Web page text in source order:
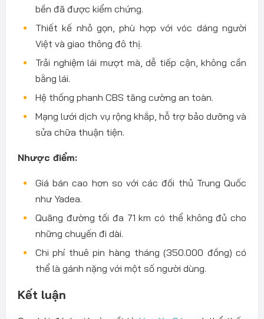
bền đã được kiểm chứng.
Thiết kế nhỏ gọn, phù hợp với vóc dáng người
Việt và giao thông đô thị.
Trải nghiệm lái mượt mà, dễ tiếp cận, không cần
bằng lái.
Hệ thống phanh CBS tăng cường an toàn.
Mạng lưới dịch vụ rộng khắp, hỗ trợ bảo dưỡng và
sửa chữa thuận tiện.
Nhược điểm:
Giá bán cao hơn so với các đối thủ Trung Quốc
như Yadea.
Quãng đường tối đa 71 km có thể không đủ cho
những chuyến đi dài.
Chi phí thuê pin hàng tháng (350.000 đồng) có
thể là gánh nặng với một số người dùng.
Kết luận